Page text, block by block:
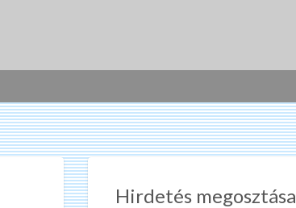
Hirdetés megosztása